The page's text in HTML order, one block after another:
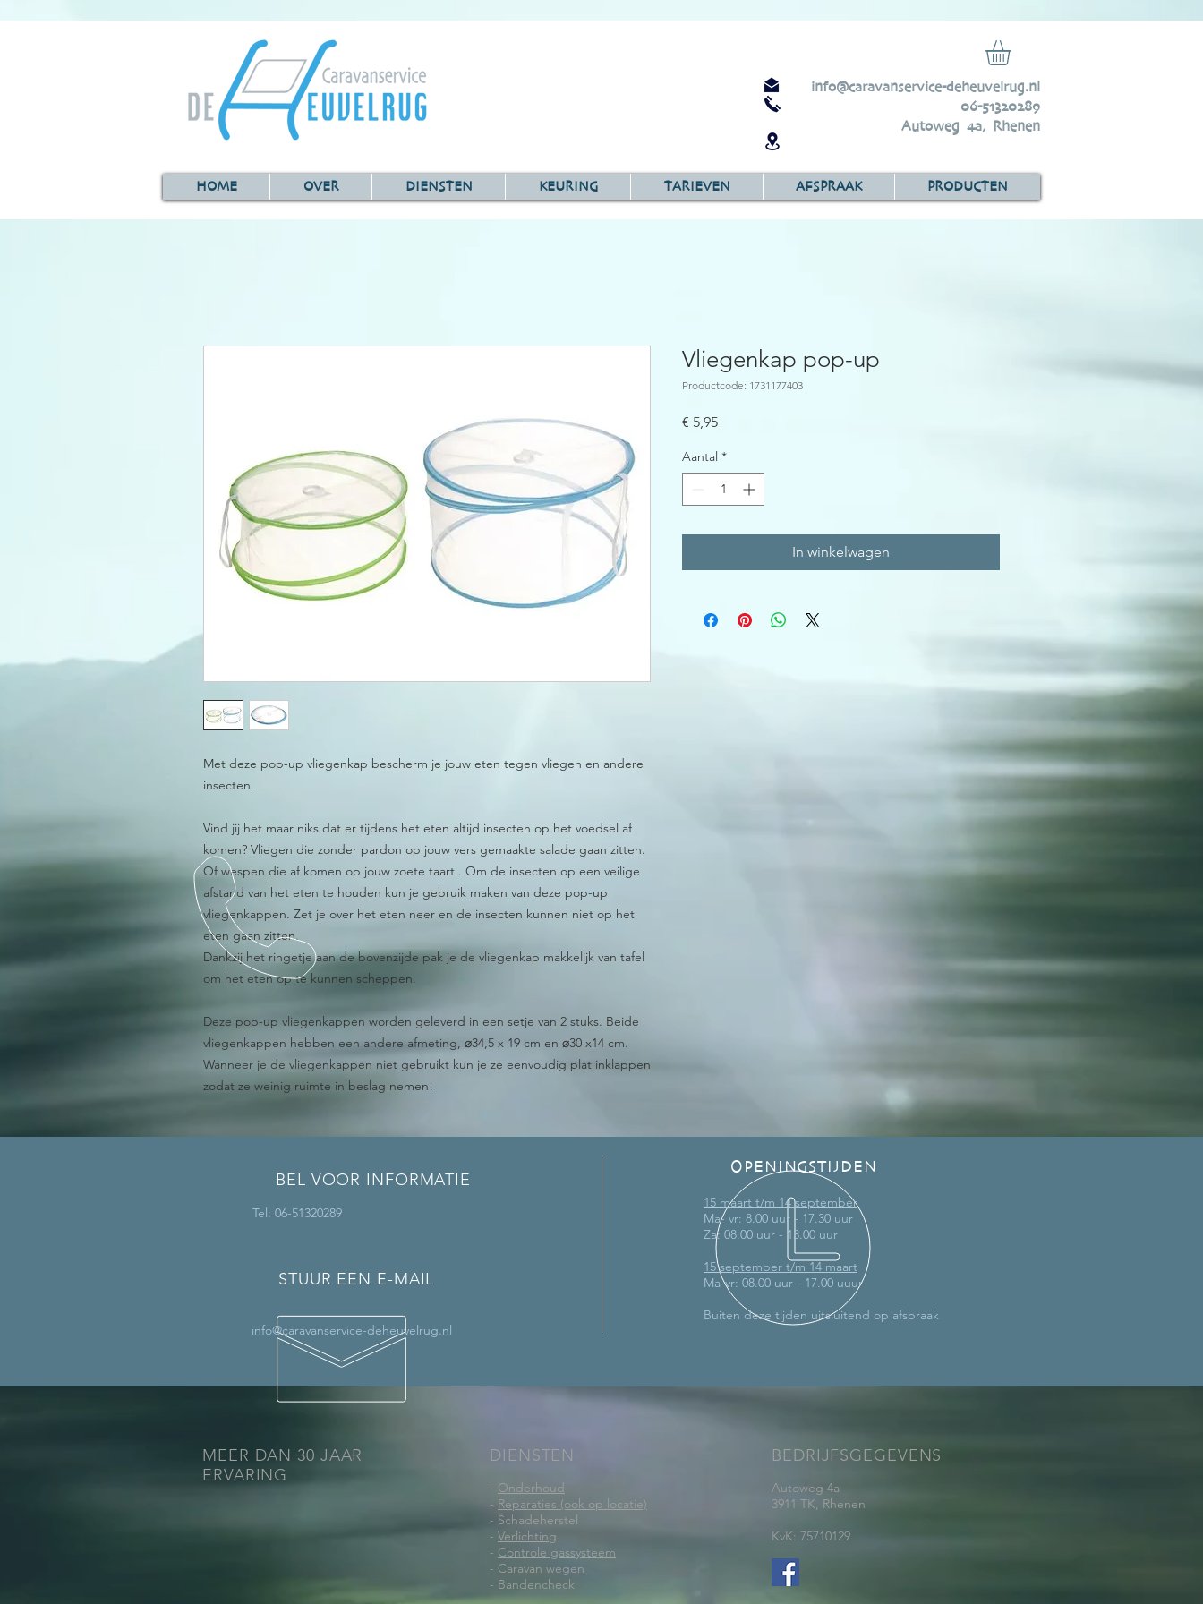
info@caravanservice-deheuvelrug.nl
06-51320289
Autoweg 4a, Rhenen
HOME OVER DIENSTEN KEURING TARIEVEN AFSPRAAK PRODUCTEN
Met deze pop-up vliegenkap bescherm je jouw eten tegen vliegen en andere
insecten.
Vind jij het maar niks dat er tijdens het eten altijd insecten op het voedsel af
komen? Vliegen die zonder pardon op jouw vers gemaakte salade gaan zitten.
Of wespen die af komen op jouw zoete taart.. Om de insecten op een veilige
afstand van het eten te houden kun je gebruik maken van deze pop-up
vliegenkappen. Zet je over het eten neer en de insecten kunnen niet op het
eten gaan zitten.
Dankzij het ringetje aan de bovenzijde pak je de vliegenkap makkelijk van tafel
om het eten op te kunnen scheppen.
Deze pop-up vliegenkappen worden geleverd in een setje van 2 stuks. Beide
vliegenkappen hebben een andere afmeting, ⌀34,5 x 19 cm en ⌀30 x14 cm.
Wanneer je de vliegenkappen niet gebruikt kun je ze eenvoudig plat inklappen
zodat ze weinig ruimte in beslag nemen!
Vliegenkap pop-up
Productcode: 1731177403
€ 5,95Prijs
Aantal *
In winkelwagen
BEL VOOR INFORMATIE
Tel: 06-51320289
STUUR EEN E-MAIL
info@caravanservice-deheuvelrug.nl
OPENINGSTIJDEN
15 maart t/m 14 september
Ma- vr: 8.00 uur - 17.30 uur
Za: 08.00 uur - 13.00 uur
15 september t/m 14 maart
Ma-vr: 08.00 uur - 17.00 uuur
Buiten deze tijden uitsluitend op afspraak
MEER DAN 30 JAAR
ERVARING
DIENSTEN
- Onderhoud
- Reparaties (ook op locatie)
- Schadeherstel
- Verlichting
- Controle gassysteem
- Caravan wegen
- Bandencheck
BEDRIJFSGEGEVENS
Autoweg 4a
3911 TK, Rhenen
KvK: 75710129